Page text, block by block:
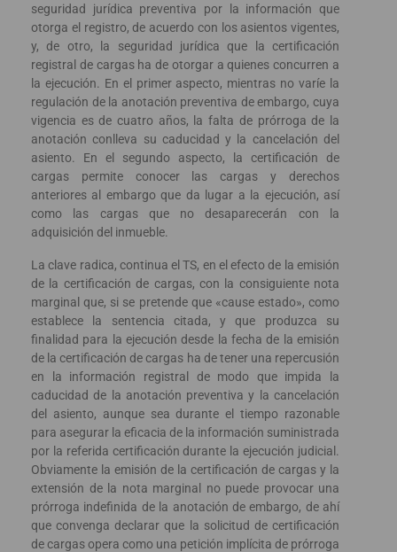
seguridad jurídica preventiva por la información que
otorga el registro, de acuerdo con los asientos vigentes,
y, de otro, la seguridad jurídica que la certificación
registral de cargas ha de otorgar a quienes concurren a
la ejecución. En el primer aspecto, mientras no varíe la
regulación de la anotación preventiva de embargo, cuya
vigencia es de cuatro años, la falta de prórroga de la
anotación conlleva su caducidad y la cancelación del
asiento. En el segundo aspecto, la certificación de
cargas permite conocer las cargas y derechos
anteriores al embargo que da lugar a la ejecución, así
como las cargas que no desaparecerán con la
adquisición del inmueble.
La clave radica, continua el TS, en el efecto de la emisión
de la certificación de cargas, con la consiguiente nota
marginal que, si se pretende que «cause estado», como
establece la sentencia citada, y que produzca su
finalidad para la ejecución desde la fecha de la emisión
de la certificación de cargas ha de tener una repercusión
en la información registral de modo que impida la
caducidad de la anotación preventiva y la cancelación
del asiento, aunque sea durante el tiempo razonable
para asegurar la eficacia de la información suministrada
por la referida certificación durante la ejecución judicial.
Obviamente la emisión de la certificación de cargas y la
extensión de la nota marginal no puede provocar una
prórroga indefinida de la anotación de embargo, de ahí
que convenga declarar que la solicitud de certificación
de cargas opera como una petición implícita de prórroga